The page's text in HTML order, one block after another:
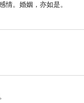
情。婚姻，亦如是。